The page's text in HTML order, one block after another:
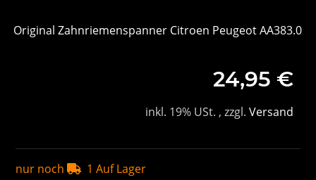
Original Zahnriemenspanner Citroen Peugeot AA383.0
24,95 €
inkl. 19% USt. , zzgl. Versand
nur noch 1 Auf Lager